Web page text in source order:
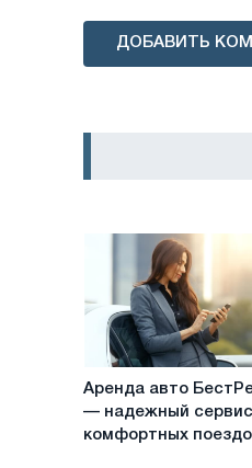
ДОБАВИТЬ
Аренда
авто
БестРентал
Аренда авто
— надежный
комфортных